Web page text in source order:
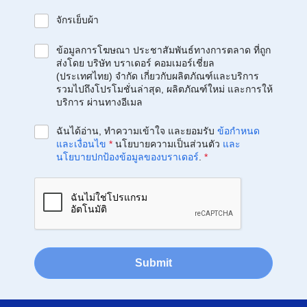
จักรเย็บผ้า
ข้อมูลการโฆษณา ประชาสัมพันธ์ทางการตลาด ที่ถูก
ส่งโดย บริษัท บราเดอร์ คอมเมอร์เชี่ยล
(ประเทศไทย) จำกัด เกี่ยวกับผลิตภัณฑ์และบริการ
รวมไปถึงโปรโมชั่นล่าสุด, ผลิตภัณฑ์ใหม่ และการให้
บริการ ผ่านทางอีเมล
ฉันได้อ่าน, ทำความเข้าใจ และยอมรับ ข้อกำหนด
และเงื่อนไข * นโยบายความเป็นส่วนตัว และ
นโยบายปกป้องข้อมูลของบราเดอร์ *
Submit